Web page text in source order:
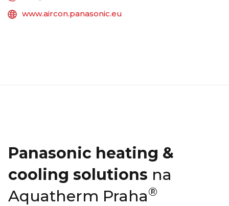
www.aircon.panasonic.eu
Panasonic heating &
cooling solutions na
Aquatherm Praha®